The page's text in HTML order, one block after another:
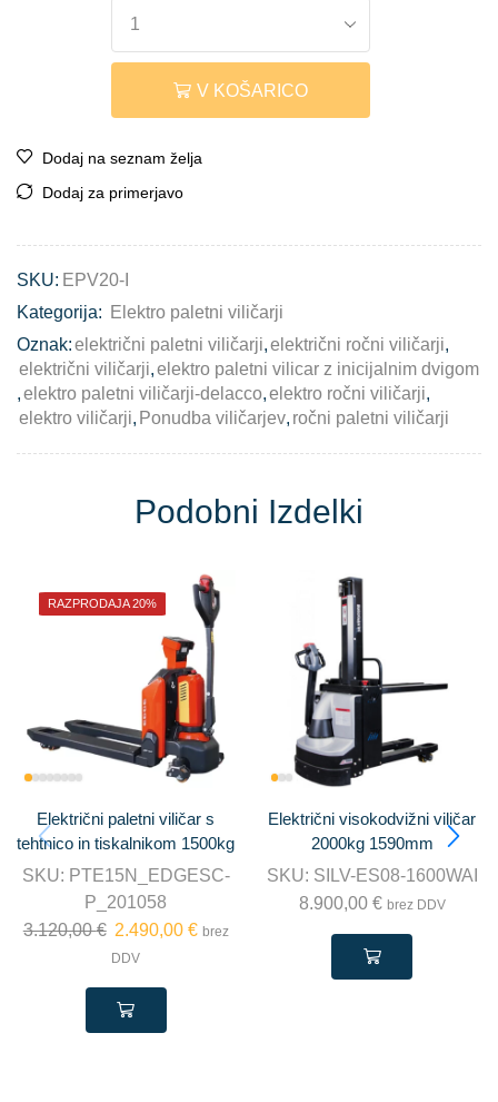
V KOŠARICO
Dodaj na seznam želja
Dodaj za primerjavo
SKU: EPV20-I
Kategorija:
Elektro paletni viličarji
Oznak:električni paletni viličarji,električni ročni viličarji,
električni viličarji,elektro paletni vilicar z inicijalnim dvigom
,elektro paletni viličarji-delacco,elektro ročni viličarji,
elektro viličarji, Ponudba viličarjev, ročni paletni viličarji
Podobni Izdelki
RAZPRODAJA 20%
Električni paletni viličar s
tehtnico in tiskalnikom 1500kg
SKU: PTE15N_EDGESC-
P_201058
3.120,00€ 2.490,00 € brez
DDV
Električni visokodvižni viličar
2000kg 1590mm
SKU: SILV-ES08-1600WAI
8.900,00 € brez DDV